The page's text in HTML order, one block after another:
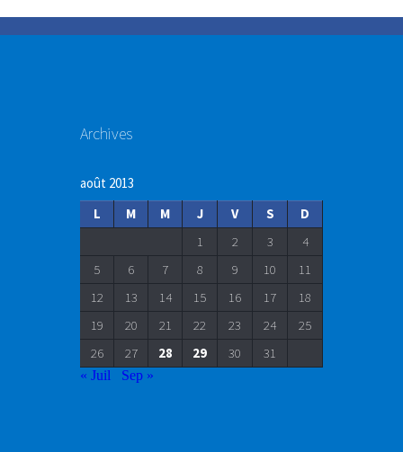
Archives
août 2013
L
M M J V S
D
1
2 3
4
5
6 7 8 9 10
11
12
13 14 15 16 17
18
19
20 21 22 23 24
25
26
27 28 29 30 31
« Juil Sep »